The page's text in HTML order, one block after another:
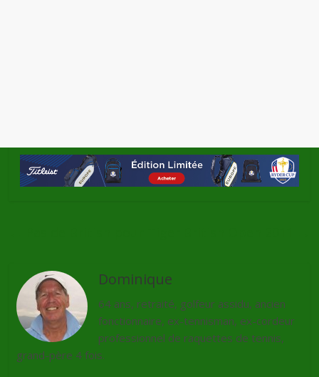
Dominique
64 ans, retraité, golfeur assidu, ancien
fonctionnaire, ex-tennisman, ex-cordeur
professionnel de raquettes de tennis,
grand-père 4 fois.